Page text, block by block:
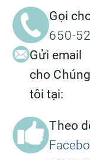
Gọi
650-
Gửi email
cho Chúng
tôi tại:
Theo